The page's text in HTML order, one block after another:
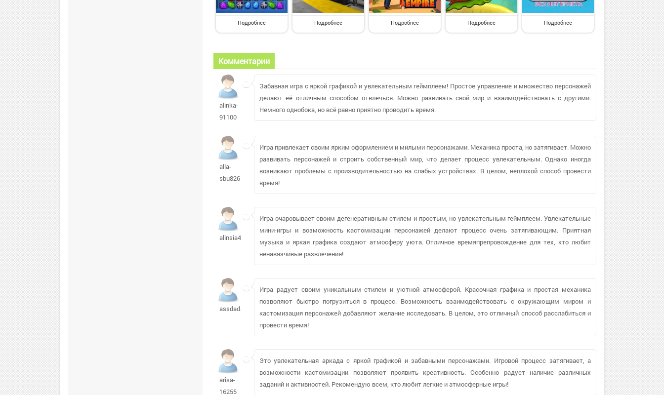
Подробнее Подробнее Подробнее Подробнее Подробнее
Комментарии
alinka-
91100
Забавная игра с яркой графикой и увлекательным геймплеем! Простое управление и множество персонажей
делают её отличным способом отвлечься. Можно развивать свой мир и взаимодействовать с другими.
Немного однобока, но всё равно приятно проводить время.
alla-
sbu826
Игра привлекает своим ярким оформлением и милыми персонажами. Механика проста, но затягивает. Можно
развивать персонажей и строить собственный мир, что делает процесс увлекательным. Однако иногда
возникают проблемы с производительностью на слабых устройствах. В целом, неплохой способ провести
время!
alinsia497
Игра очаровывает своим дегенеративным стилем и простым, но увлекательным геймплеем. Увлекательные
мини-игры и возможность кастомизации персонажей делают процесс очень затягивающим. Приятная
музыка и яркая графика создают атмосферу уюта. Отличное времяпрепровождение для тех, кто любит
ненавязчивые развлечения!
assdada51
Игра радует своим уникальным стилем и уютной атмосферой. Красочная графика и простая механика
позволяют быстро погрузиться в процесс. Возможность взаимодействовать с окружающим миром и
кастомизация персонажей добавляют желание исследовать. В целом, это отличный способ расслабиться и
провести время!
arisa-
16255
Это увлекательная аркада с яркой графикой и забавными персонажами. Игровой процесс затягивает, а
возможности кастомизации позволяют проявить креативность. Особенно радует наличие различных
заданий и активностей. Рекомендую всем, кто любит легкие и атмосферные игры!